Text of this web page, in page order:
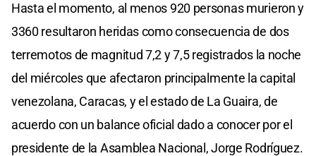
Hasta el momento, al menos 920 personas murieron y
3360 resultaron heridas como consecuencia de dos
terremotos de magnitud 7,2 y 7,5 registrados la noche
del miércoles que afectaron principalmente la capital
venezolana, Caracas, y el estado de La Guaira, de
acuerdo con un balance oficial dado a conocer por el
presidente de la Asamblea Nacional, Jorge Rodríguez.